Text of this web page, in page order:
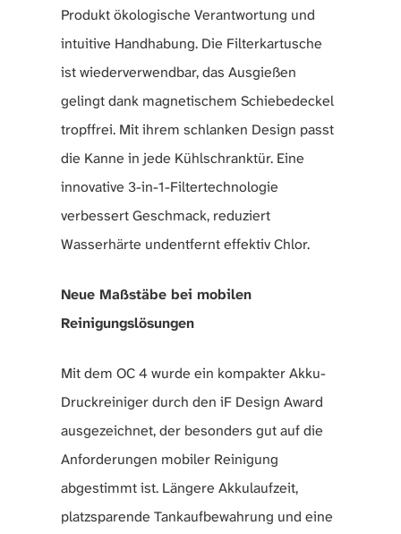
Produkt ökologische Verantwortung und
intuitive Handhabung. Die Filterkartusche
ist wiederverwendbar, das Ausgießen
gelingt dank magnetischem Schiebedeckel
tropffrei. Mit ihrem schlanken Design passt
die Kanne in jede Kühlschranktür. Eine
innovative 3-in-1-Filtertechnologie
verbessert Geschmack, reduziert
Wasserhärte undentfernt effektiv Chlor.
Neue Maßstäbe bei mobilen
Reinigungslösungen
Mit dem OC 4 wurde ein kompakter Akku-
Druckreiniger durch den iF Design Award
ausgezeichnet, der besonders gut auf die
Anforderungen mobiler Reinigung
abgestimmt ist. Längere Akkulaufzeit,
platzsparende Tankaufbewahrung und eine